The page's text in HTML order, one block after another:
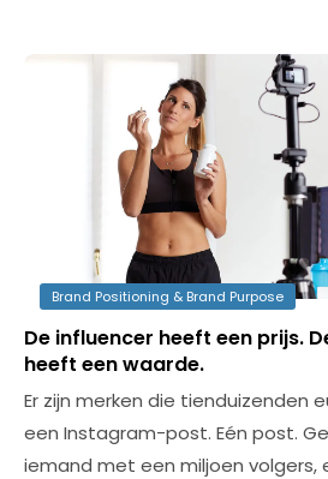
Brand Positioning & Brand Purpose
De influencer heeft een prijs.
heeft een waarde.
Er zijn merken die tienduizenden
een Instagram-post. Eén post.
iemand met een miljoen volgers,